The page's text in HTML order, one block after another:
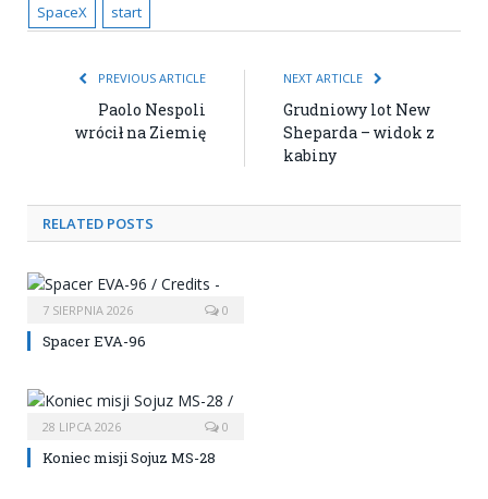
SpaceX
start
PREVIOUS ARTICLE
Paolo Nespoli
wrócił na Ziemię
NEXT ARTICLE
Grudniowy lot New
Sheparda – widok z
kabiny
RELATED POSTS
7 SIERPNIA 2026 0
Spacer EVA-96
28 LIPCA 2026 0
Koniec misji Sojuz MS-28